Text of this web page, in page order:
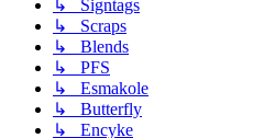
↳ Signtags
↳ Scraps
↳ Blends
↳ PFS
↳ Esmakole
↳ Butterfly
↳ Encyke